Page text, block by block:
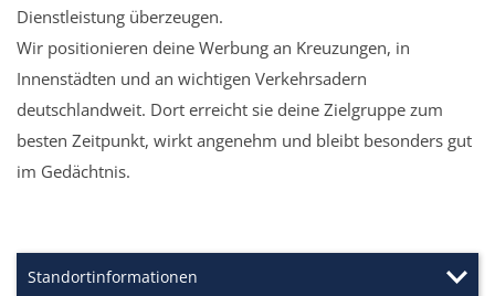
Dienstleistung überzeugen.
Wir positionieren deine Werbung an Kreuzungen, in
Innenstädten und an wichtigen Verkehrsadern
deutschlandweit. Dort erreicht sie deine Zielgruppe zum
besten Zeitpunkt, wirkt angenehm und bleibt besonders gut
im Gedächtnis.
Standortinformationen